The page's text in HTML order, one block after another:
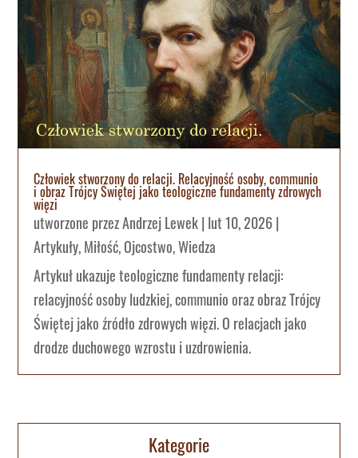
Człowiek stworzony do relacji. Relacyjność osoby, communio
i obraz Trójcy Świętej jako teologiczne fundamenty zdrowych
więzi
utworzone przezAndrzej Lewek| lut 10, 2026|
Artykuły,Miłość,Ojcostwo,Wiedza
Artykuł ukazuje teologiczne fundamenty relacji:
relacyjność osoby ludzkiej, communio oraz obraz Trójcy
Świętej jako źródło zdrowych więzi. O relacjach jako
drodze duchowego wzrostu i uzdrowienia.
Kategorie